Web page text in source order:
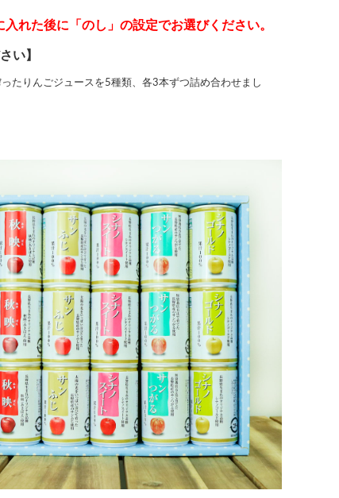
れた後に「のし」の設定でお選びください。
い】
たりんごジュースを5種類、各3本ずつ詰め合わせまし